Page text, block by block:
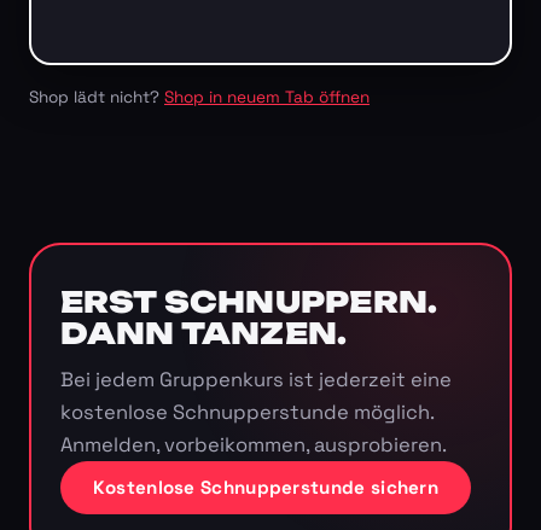
Shop lädt nicht? Shop in neuem Tab öffnen
ERST SCHNUPPERN.
DANN TANZEN.
Bei jedem Gruppenkurs ist jederzeit eine
kostenlose Schnupperstunde möglich.
Anmelden, vorbeikommen, ausprobieren.
Kostenlose Schnupperstunde sichern